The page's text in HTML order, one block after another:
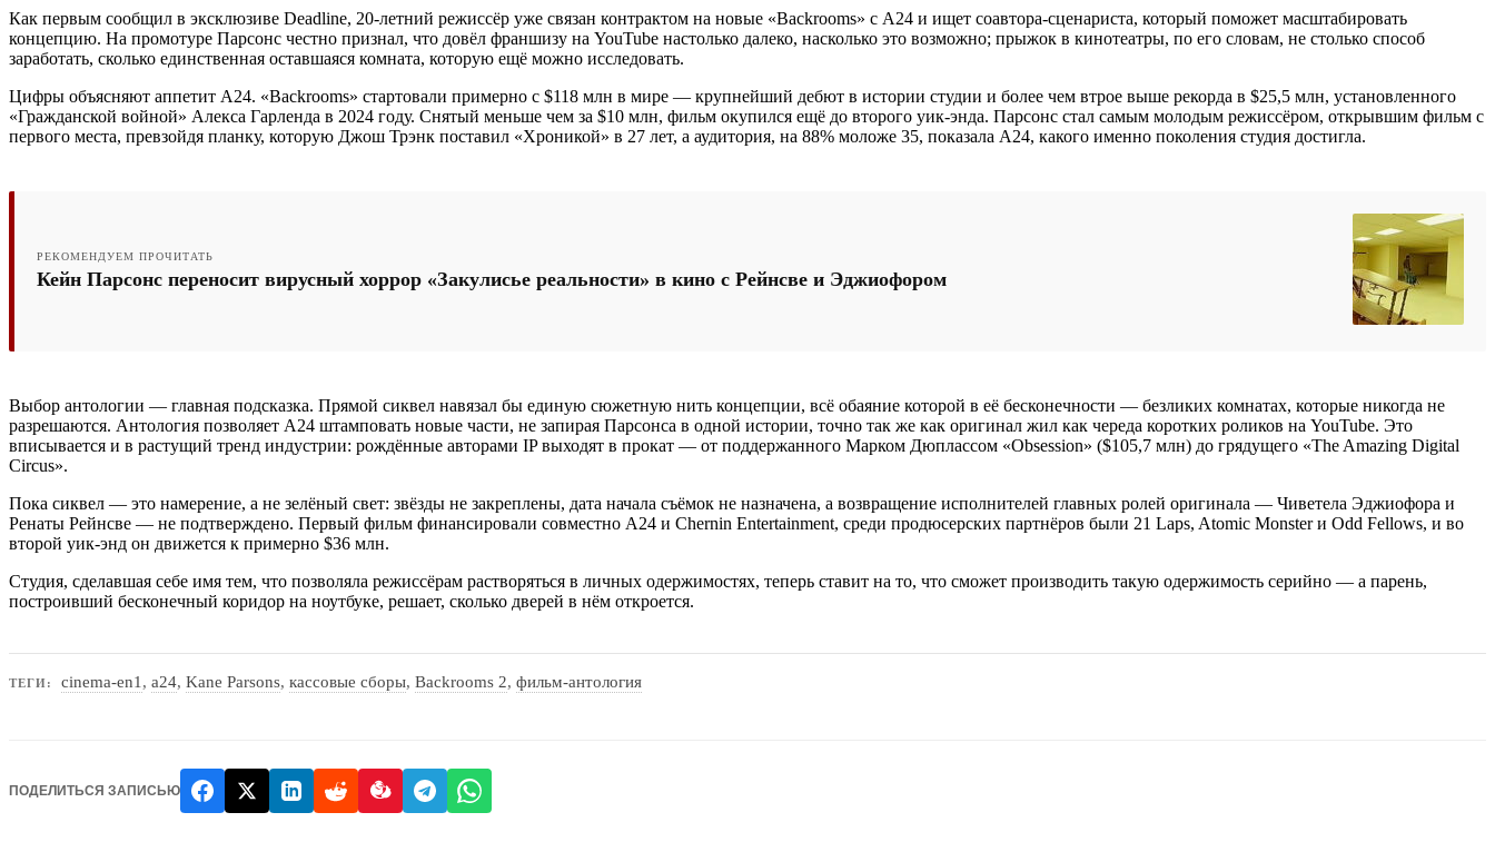
Как первым сообщил в эксклюзиве Deadline, 20-летний режиссёр уже связан контрактом на новые «Backrooms» с A24 и ищет соавтора-сценариста, который поможет масштабировать
концепцию. На промотуре Парсонс честно признал, что довёл франшизу на YouTube настолько далеко, насколько это возможно; прыжок в кинотеатры, по его словам, не столько способ
заработать, сколько единственная оставшаяся комната, которую ещё можно исследовать.
Цифры объясняют аппетит A24. «Backrooms» стартовали примерно с $118 млн в мире — крупнейший дебют в истории студии и более чем втрое выше рекорда в $25,5 млн, установленного
«Гражданской войной» Алекса Гарленда в 2024 году. Снятый меньше чем за $10 млн, фильм окупился ещё до второго уик-энда. Парсонс стал самым молодым режиссёром, открывшим фильм с
первого места, превзойдя планку, которую Джош Трэнк поставил «Хроникой» в 27 лет, а аудитория, на 88% моложе 35, показала A24, какого именно поколения студия достигла.
РЕКОМЕНДУЕМ ПРОЧИТАТЬ
Кейн Парсонс переносит вирусный хоррор «Закулисье реальности» в кино с Рейнсве и Эджиофором
Выбор антологии — главная подсказка. Прямой сиквел навязал бы единую сюжетную нить концепции, всё обаяние которой в её бесконечности — безликих комнатах, которые никогда не
разрешаются. Антология позволяет A24 штамповать новые части, не запирая Парсонса в одной истории, точно так же как оригинал жил как череда коротких роликов на YouTube. Это
вписывается и в растущий тренд индустрии: рождённые авторами IP выходят в прокат — от поддержанного Марком Дюплассом «Obsession» ($105,7 млн) до грядущего «The Amazing Digital
Circus».
Пока сиквел — это намерение, а не зелёный свет: звёзды не закреплены, дата начала съёмок не назначена, а возвращение исполнителей главных ролей оригинала — Чиветела Эджиофора и
Ренаты Рейнсве — не подтверждено. Первый фильм финансировали совместно A24 и Chernin Entertainment, среди продюсерских партнёров были 21 Laps, Atomic Monster и Odd Fellows, и во
второй уик-энд он движется к примерно $36 млн.
Студия, сделавшая себе имя тем, что позволяла режиссёрам растворяться в личных одержимостях, теперь ставит на то, что сможет производить такую одержимость серийно — а парень,
построивший бесконечный коридор на ноутбуке, решает, сколько дверей в нём откроется.
ТЕГИ: cinema-en1,a24,Kane Parsons,кассовые сборы,Backrooms 2,фильм-антология
ПОДЕЛИТЬСЯ ЗАПИСЬЮ